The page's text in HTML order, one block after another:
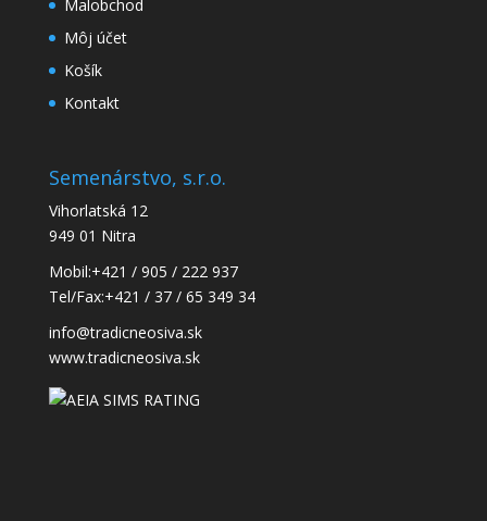
Malobchod
Môj účet
Košík
Kontakt
Semenárstvo, s.r.o.
Vihorlatská 12
949 01 Nitra
Mobil:+421 / 905 / 222 937
Tel/Fax:+421 / 37 / 65 349 34
info@tradicneosiva.sk
www.tradicneosiva.sk